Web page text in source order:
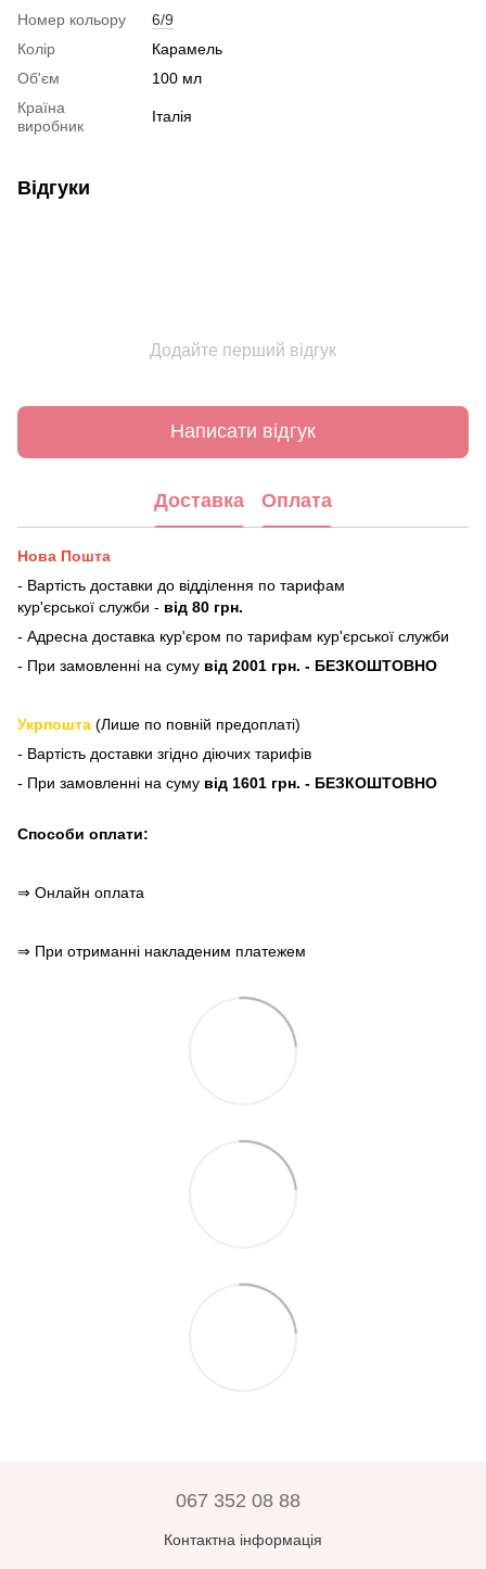
Номер кольору
6/9
Колір
Карамель
Об'єм
100 мл
Країна
виробник
Італія
Відгуки
Додайте перший відгук
Написати відгук
Доставка Оплата
Нова Пошта
- Вартість доставки до відділення по тарифам
кур'єрської служби - від 80 грн.
- Адресна доставка кур'єром по тарифам кур'єрської служби
- При замовленні на суму від 2001 грн. - БЕЗКОШТОВНО
Укрпошта (Лише по повній предоплаті)
- Вартість доставки згідно діючих тарифів
- При замовленні на суму від 1601 грн. - БЕЗКОШТОВНО
Способи оплати:
⇒ Онлайн оплата
⇒ При отриманні накладеним платежем
067 352 08 88
Контактна інформація